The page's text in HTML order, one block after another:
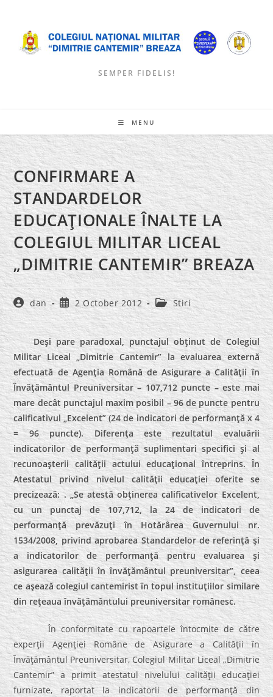
content
SEMPER FIDELIS!
MENU
CONFIRMARE A
STANDARDELOR
EDUCAŢIONALE ÎNALTE LA
COLEGIUL MILITAR LICEAL
„DIMITRIE CANTEMIR” BREAZA
Post
author:
dan
Post
published:
2 October 2012
Post
category:
Stiri
Deşi pare paradoxal, punctajul obţinut de Colegiul
Militar Liceal „Dimitrie Cantemir” la evaluarea externă
efectuată de Agenţia Română de Asigurare a Calităţii în
Învăţământul Preuniversitar – 107,712 puncte – este mai
mare decât punctajul maxim posibil – 96 de puncte pentru
calificativul „Excelent” (24 de indicatori de performanţă x 4
= 96 puncte). Diferenţa este rezultatul evaluării
indicatorilor de performanţă suplimentari specifici şi al
recunoaşterii calităţii actului educaţional întreprins. În
Atestatul privind nivelul calităţii educaţiei oferite se
precizează: . „Se atestă obţinerea calificativelor Excelent,
cu un punctaj de 107,712, la 24 de indicatori de
performanţă prevăzuţi în Hotărârea Guvernului nr.
1534/2008, privind aprobarea Standardelor de referinţă şi
a indicatorilor de performanţă pentru evaluarea şi
asigurarea calităţii în învăţământul preuniversitar”, ceea
ce aşează colegiul cantemirist în topul instituţiilor similare
din reţeaua învăţământului preuniversitar românesc.
În conformitate cu rapoartele întocmite de către
experţii Agenţiei Române de Asigurare a Calităţii în
Învăţământul Preuniversitar, Colegiul Militar Liceal „Dimitrie
Cantemir” a primit atestatul nivelului calităţii educaţiei
furnizate, raportat la indicatorii de performanţă din